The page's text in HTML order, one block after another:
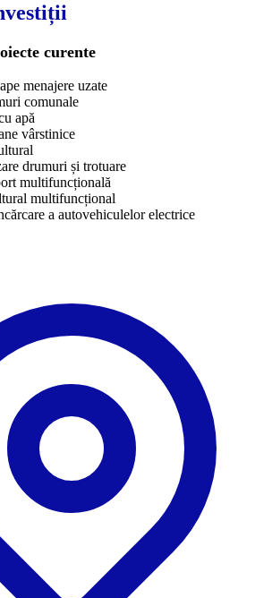
curente
menajere uzate
comunale
apă
vârstinice
drumuri și trotuare
multifuncțională
multifuncțional
a autovehiculelor electrice